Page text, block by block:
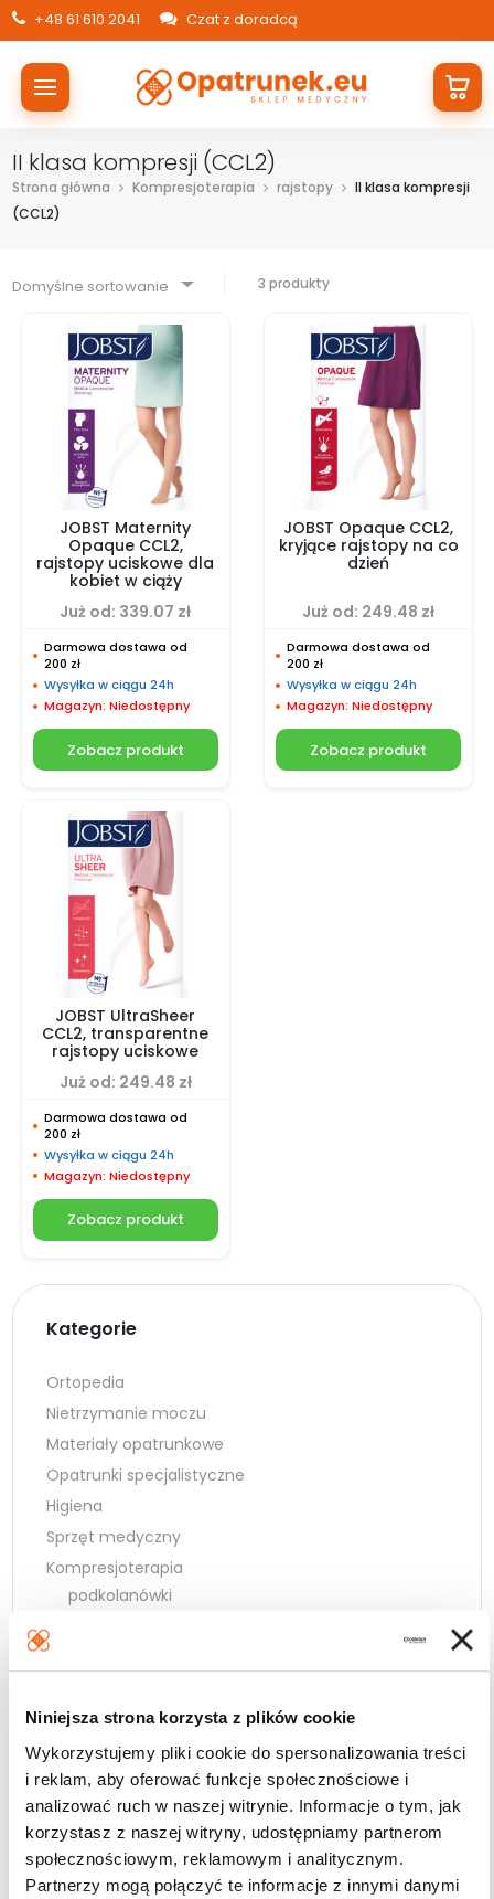
Niniejsza strona korzysta z plików cookie
Wykorzystujemy pliki cookie do spersonalizowania treści
i reklam, aby oferować funkcje społecznościowe i
analizować ruch w naszej witrynie. Informacje o tym, jak
korzystasz z naszej witryny, udostępniamy partnerom
społecznościowym, reklamowym i analitycznym.
Partnerzy mogą połączyć te informacje z innymi danymi
+48 61 610 2041 Czat z doradcą
II klasa kompresji (CCL2)
Strona główna Kompresjoterapia rajstopy
II klasa kompresji
(CCL2)
Domyślne sortowanie 3 produkty
JOBST Maternity
Opaque CCL2,
rajstopy uciskowe dla
kobiet w ciąży
Już od: 339.07 zł
Darmowa dostawa od
200 zł
Wysyłka w ciągu 24h
Magazyn: Niedostępny
Zobacz produkt
JOBST Opaque CCL2,
kryjące rajstopy na co
dzień
Już od: 249.48 zł
Darmowa dostawa od
200 zł
Wysyłka w ciągu 24h
Magazyn: Niedostępny
Zobacz produkt
JOBST UltraSheer
CCL2, transparentne
rajstopy uciskowe
Już od: 249.48 zł
Darmowa dostawa od
200 zł
Wysyłka w ciągu 24h
Magazyn: Niedostępny
Zobacz produkt
Kategorie
Ortopedia
Nietrzymanie moczu
Materiały opatrunkowe
Opatrunki specjalistyczne
Higiena
Sprzęt medyczny
Kompresjoterapia
podkolanówki
I klasa kompresji (CCL1)
Rehabilitacja
Zdrowie
Wielopaki
Filtruj wg ceny